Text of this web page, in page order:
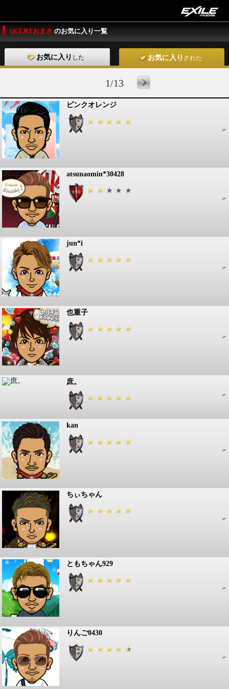
SKT.RTおまき のお気に入り一覧
お気に入り した お気に入り された
1/13
ピンクオレンジ
atsunaomin*30428
jun*i
也重子
庶。
kan
ちぃちゃん
ともちゃん929
りんご0430